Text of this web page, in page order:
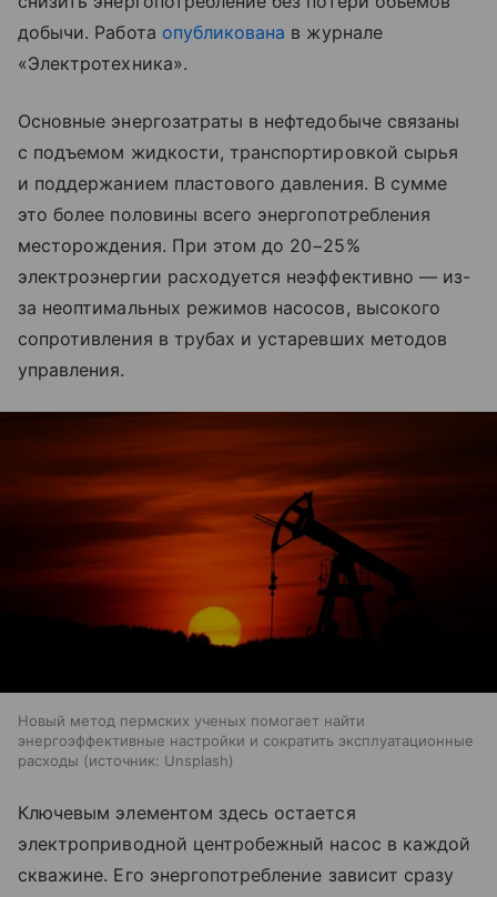
добычи. Работа опубликована в журнале
«Электротехника».
Основные энергозатраты в нефтедобыче связаны
с подъемом жидкости, транспортировкой сырья
и поддержанием пластового давления. В сумме
это более половины всего энергопотребления
месторождения. При этом до 20−25%
электроэнергии расходуется неэффективно — из-
за неоптимальных режимов насосов, высокого
сопротивления в трубах и устаревших методов
управления.
Новый метод пермских ученых помогает найти
энергоэффективные настройки и сократить эксплуатационные
расходы
источник: Unsplash
Ключевым элементом здесь остается
электроприводной центробежный насос в каждой
скважине. Его энергопотребление зависит сразу